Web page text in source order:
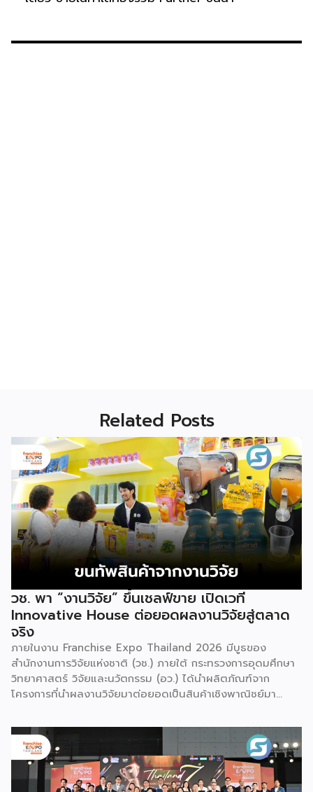
Related Posts
วช. พา “งานวิจัย” ขึ้นเชลฟ์ขาย เปิดเวที
Innovative House ต่อยอดผลงานวิจัยสู่ตลาด
จริง
ภายในงาน Franchise Expo Thailand 2026 มีบูธของ
สำนักงานการวิจัยแห่งชาติ (วช.) ภายใต้ กระทรวงการอุดมศึกษา
วิทยาศาสตร์ วิจัยและนวัตกรรม (อว.) ได้นำผลิตภัณฑ์จาก
โครงการที่นำผลงานวิจัยมาต่อยอดเป็นสินค้าเชิงพาณิชย์มา
มีภารกิจหลัก คือการให้ทุนวิจัย ดูแลเรื่องการวิจัยในภาพรวม รวม
ถึงการให้รางวัล และสนับสนุนนักวิจัย ตั้งแต่ระดับเยาวชนไปจนถึง
นักวิจัยอาวุโส แน่นอนว่านี่เป็นหน่วยงานผู้อยู่เบื้องหลังงานวิจัย
ไทยตั้งแต่ต้นน้ำยันปลายน้ำ กิจกรรมที่นำมาจัดแสดงในบูธ
ครั้งนี้เป็นส่วนหนึ่งของทุนที่ วช. สนับสนุนภายใต้ชุดโครงการ